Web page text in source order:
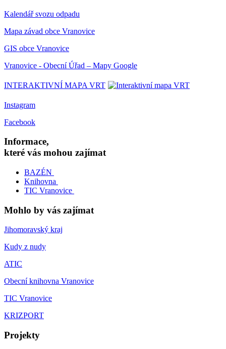
Kalendář svozu odpadu
Mapa závad obce Vranovice
GIS obce Vranovice
Vranovice - Obecní Úřad – Mapy Google
INTERAKTIVNÍ MAPA VRT
Instagram
Facebook
Informace,
které vás mohou zajímat
BAZÉN
Knihovna
TIC Vranovice
Mohlo by vás zajímat
Jihomoravský kraj
Kudy z nudy
ATIC
Obecní knihovna Vranovice
TIC Vranovice
KRIZPORT
Projekty